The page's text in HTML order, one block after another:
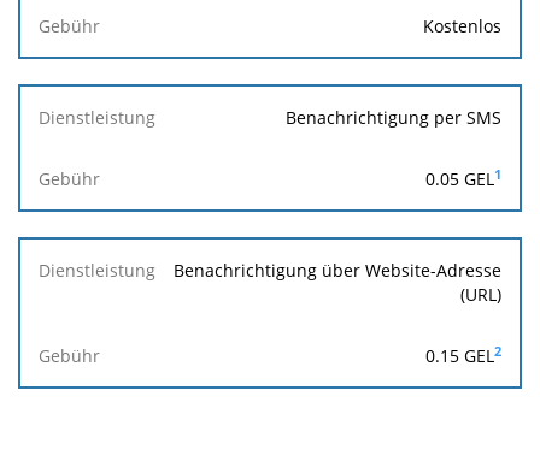
Kostenlos
Benachrichtigung per SMS
0.05 GEL1
Benachrichtigung über Website-Adresse
(URL)
0.15 GEL2